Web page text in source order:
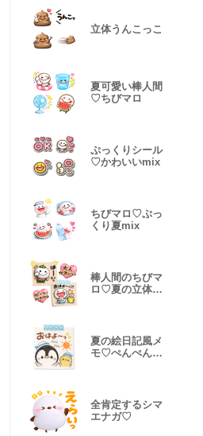
立体うんこっこ
夏可愛い棒人間
♡ちびマロ
ぷっくりシール
♡かわいいmix
ちびマロ♡ぷっ
くり夏mix
棒人間のちびマ
ロ♡夏の立体メ
夏の絵日記風メ
モ♡ぺんぺんと
全肯定するシマ
エナガ♡